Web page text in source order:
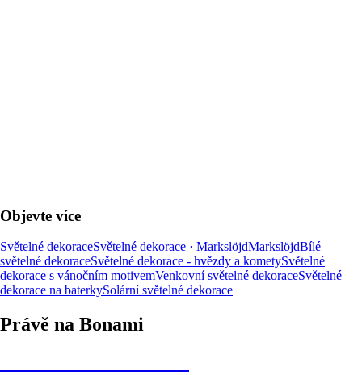
Objevte více
Světelné dekoraceSvětelné dekorace · MarkslöjdMarkslöjdBílé
světelné dekoraceSvětelné dekorace - hvězdy a kometySvětelné
dekorace s vánočním motivemVenkovní světelné dekoraceSvětelné
dekorace na baterkySolární světelné dekorace
Právě na Bonami